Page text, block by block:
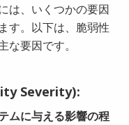
は、いくつかの要因
す。以下は、脆弱性
要因です。
Severity):
ムに与える影響の程